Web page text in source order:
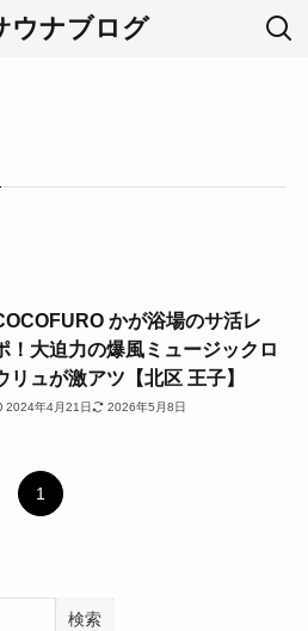
ウナブログ
かが浴場のサ活レ
！大迫力の爆風ミュージックロ
リュが激アツ【北区 王子】
2024年4月21日 2026年5月8日
1
検索